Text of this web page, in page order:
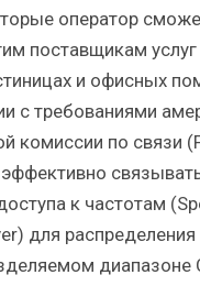
оператор
поставщикам
и офисных
с требованиями
комиссии по связи
к частотам
для
диапазоне